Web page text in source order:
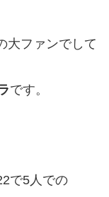
大ファンでして
です。
で5人での